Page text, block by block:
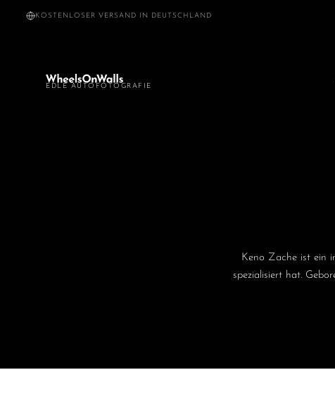
KOSTENLOSER VERSAND IN DEUTSCHLAND
EDLE AUTOFOTOGRAFIE
Keno Zache ist ein
spezialisiert hat.